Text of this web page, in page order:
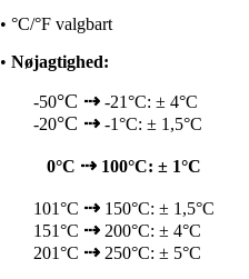
• °C/°F valgbart
• Nøjagtighed:
-50°C ⇢ -21°C: ± 4°C
-20°C ⇢ -1°C: ± 1,5°C
0°C ⇢ 100°C: ± 1°C
101°C ⇢ 150°C: ± 1,5°C
151°C ⇢ 200°C: ± 4°C
201°C ⇢ 250°C: ± 5°C